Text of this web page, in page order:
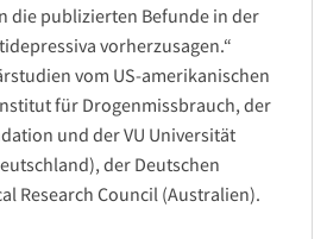
die publizierten Befunde in der
vorherzusagen.“
vom US-amerikanischen
für Drogenmissbrauch, der
und der VU Universität
der Deutschen
Research Council (Australien).